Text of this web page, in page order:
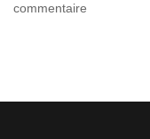
commentaire